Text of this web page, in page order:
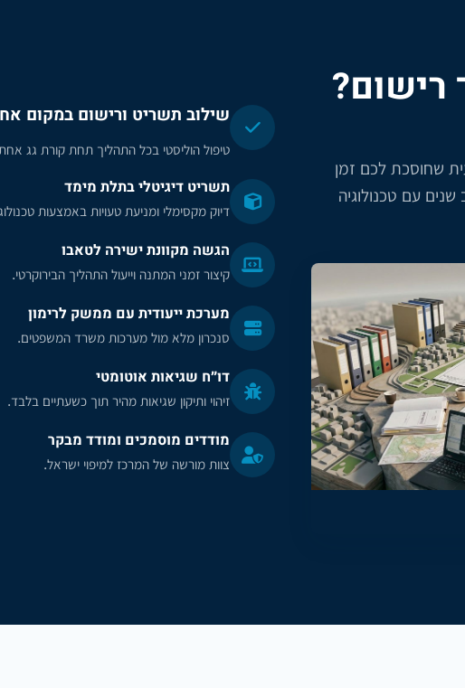
שחוסכת לכם זמן
שנים עם טכנולוגיה
שילוב תשריט ורישום במקום
טיפול הוליסטי בכל התהליך תחת קורת גג
תשריט דיגיטלי בתלת מימד
דיוק מקסימלי ומניעת טעויות באמצעות
הגשה מקוונת ישירה לטאבו
קיצור זמני המתנה וייעול התהליך הבירוקרטי.
מערכת ייעודית עם ממשק לרימון
סנכרון מלא מול מערכות משרד המשפטים.
דו״ח שגיאות אוטומטי
זיהוי ותיקון שגיאות מהיר תוך כשעתיים בלבד.
מודדים מוסמכים ומודד מבקר
צוות מורשה של המרכז למיפוי ישראל.